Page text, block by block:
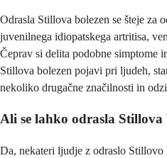
Odrasla Stillova bolezen se šteje za
juvenilnega idiopatskega artritisa,
Čeprav si delita podobne simptome
Stillova bolezen pojavi pri ljudeh,
nekoliko drugačne značilnosti in
Ali se lahko odrasla
Da, nekateri ljudje z odraslo